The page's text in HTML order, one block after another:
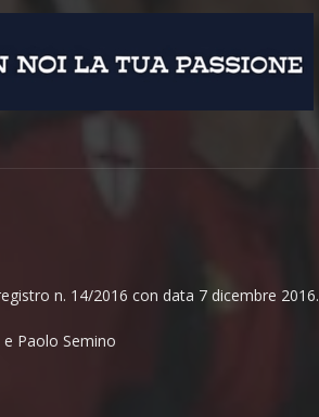
n. 14/2016 con data 7 dicembre 2016.
e Paolo Semino